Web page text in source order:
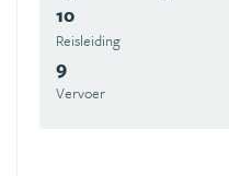
10
Reisleiding
9
Vervoer